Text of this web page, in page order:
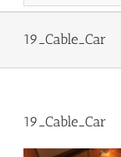
19_Cable_Car
19_Cable_Car